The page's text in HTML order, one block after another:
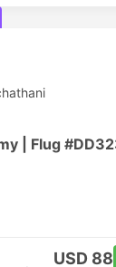
| Flug
USD 88